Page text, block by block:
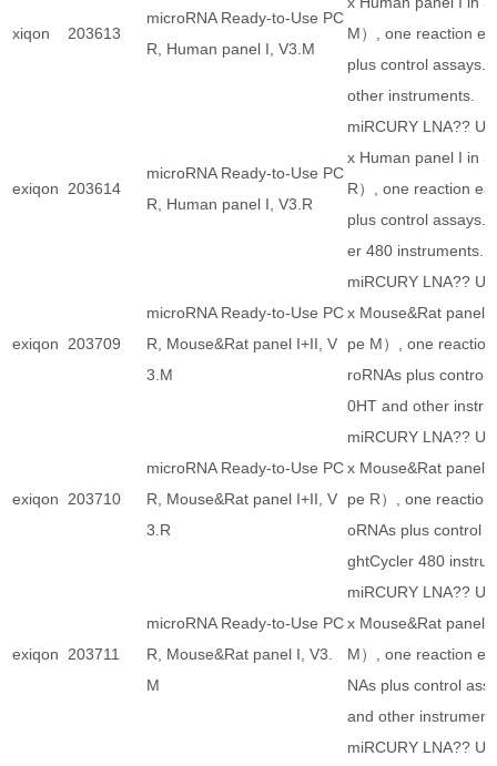
xiqon 203613
microRNA Ready-to-Use PC
R, Human panel I, V3.M
M）, one reaction
plus control assays.
other instruments.
exiqon 203614
microRNA Ready-to-Use PC
R, Human panel I, V3.R
miRCURY LNA??
x Human panel I in
R）, one reaction
plus control assays.
er 480 instruments.
exiqon 203709
microRNA Ready-to-Use PC
R, Mouse&Rat panel I+II, V
3.M
miRCURY LNA??
x Mouse&Rat panel
pe M）, one
roRNAs plus control
0HT and other
exiqon 203710
microRNA Ready-to-Use PC
R, Mouse&Rat panel I+II, V
3.R
miRCURY LNA??
x Mouse&Rat panel
pe R）, one
oRNAs plus control
ghtCycler 480
exiqon 203711
microRNA Ready-to-Use PC
R, Mouse&Rat panel I, V3.
M
miRCURY LNA??
x Mouse&Rat panel
M）, one reaction
NAs plus control
and other
miRCURY LNA??